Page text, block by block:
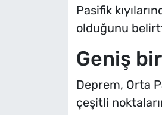
Pasifik
olduğunu
Geniş
Deprem, Orta
çeşitli